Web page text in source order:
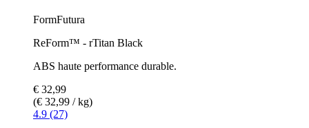
FormFutura
ReForm™ - rTitan Black
ABS haute performance durable.
€ 32,99
(€ 32,99 / kg)
4.9 (27)